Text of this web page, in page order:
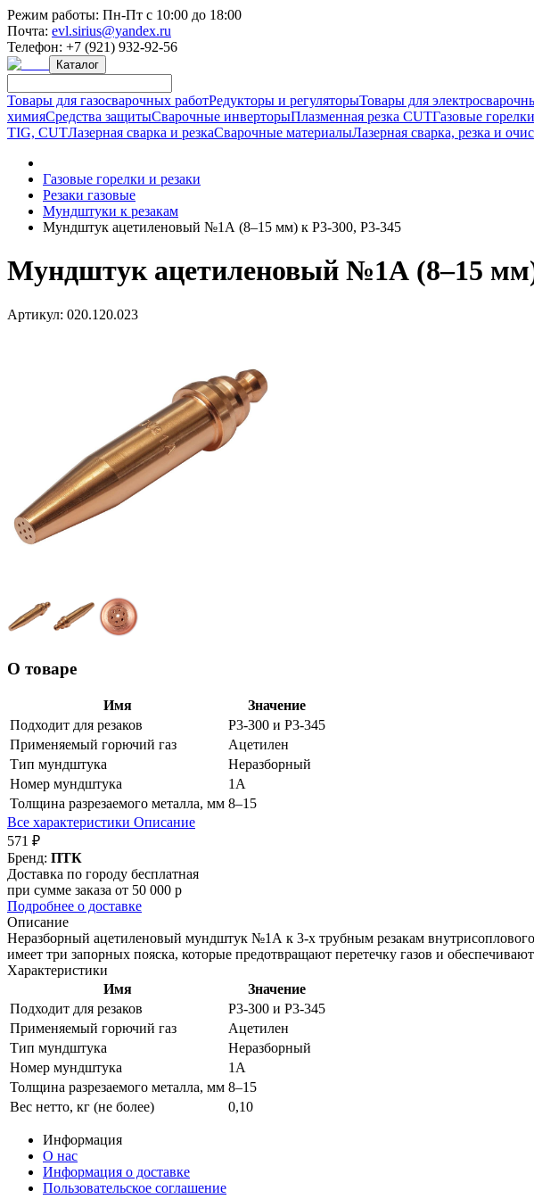
Режим работы: Пн-Пт с 10:00 до 18:00
Почта: evl.sirius@yandex.ru
Телефон: +7 (921) 932-92-56
Каталог
Товары для газосварочных работРедукторы и регуляторыТовары для
химияСредства защитыСварочные инверторыПлазменная резка CUTГазовые
TIG, CUTЛазерная сварка и резкаСварочные материалыЛазерная сварка, резка и
Газовые горелки и резаки
Резаки газовые
Мундштуки к резакам
Мундштук ацетиленовый №1А (8–15 мм) к Р3-300, Р3-345
Мундштук ацетиленовый №1А (8–15
Артикул: 020.120.023
О товаре
Имя
Значение
Подходит для резаков
Р3-300 и Р3-345
Применяемый горючий газ
Ацетилен
Тип мундштука
Неразборный
Номер мундштука
1А
Толщина разрезаемого металла, мм 8–15
Все характеристики Описание
571 ₽
Бренд: ПТК
Доставка по городу бесплатная
при сумме заказа от 50 000 р
Подробнее о доставке
Описание
Неразборный ацетиленовый мундштук №1А к 3-х трубным резакам
имеет три запорных пояска, которые предотвращают перетечку газов и
Характеристики
Имя
Значение
Подходит для резаков
Р3-300 и Р3-345
Применяемый горючий газ
Ацетилен
Тип мундштука
Неразборный
Номер мундштука
1А
Толщина разрезаемого металла, мм 8–15
Вес нетто, кг (не более)
0,10
Информация
О нас
Информация о доставке
Пользовательское соглашение